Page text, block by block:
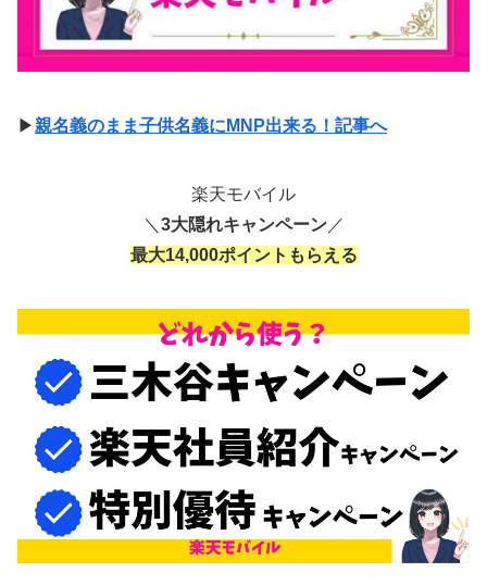
▶親名義のまま子供名義にMNP出来る！記事へ
楽天モバイル
＼ 3大隠れキャンペーン／
最大14,000ポイントもらえる